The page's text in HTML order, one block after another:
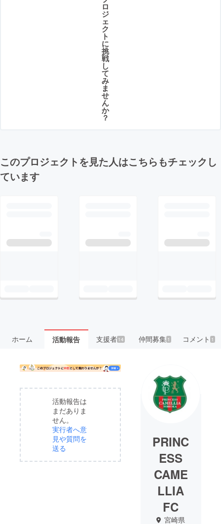
ロ
ジ
ェ
ク
ト
に
挑
戦
し
て
み
ま
せ
ん
か
？
このプロジェクトを見た人はこちらもチェックし
ています
ホーム 活動報告 支援者 14 仲間募集 1 コメント 1
活動報告は
まだありま
せん。
実行者へ意
見や質問を
送る
PRINC
ESS
CAME
LLIA
FC
宮崎県